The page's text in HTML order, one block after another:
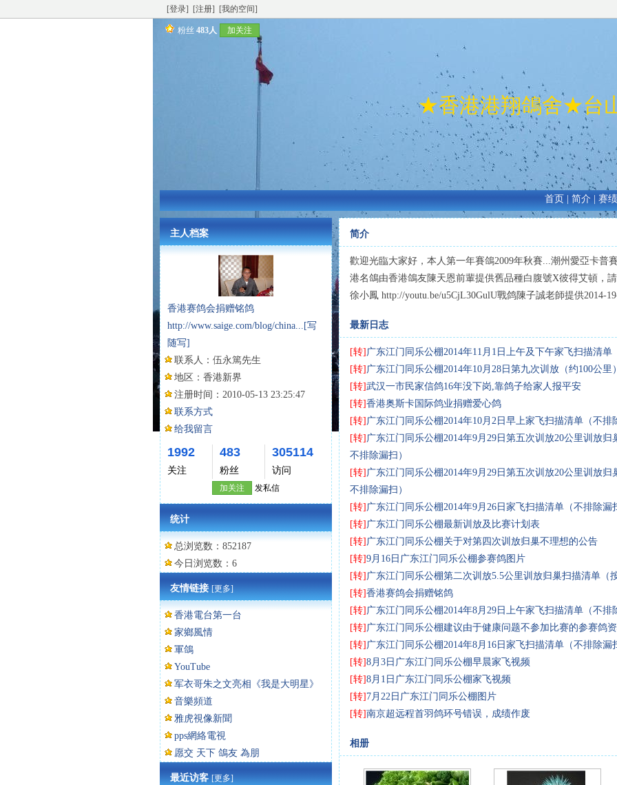
[登录] [注册] [我的空间]
粉丝 483人 加关注
★香港港翔鴿舍★台
首页 简介 赛绩
主人档案
香港赛鸽会捐赠铭鸽
http://www.saige.com/blog/china... [写
随写]
联系人： 伍永篤先生
地区： 香港新界
注册时间： 2010-05-13 23:25:47
联系方式
给我留言
1992
关注
483
粉丝
305114
访问
加关注 发私信
统计
总浏览数：852187
今日浏览数：6
友情链接[更多]
香港電台第一台
家鄉風情
軍鴿
YouTube
军衣哥朱之文亮相《我是大明星》
音樂頻道
雅虎視像新聞
pps網絡電視
愿交 天下 鴿友 為朋
最近访客[更多]
简介
歡迎光臨大家好，本人第一年賽鴿2009年秋賽...潮州愛亞卡普
港名鴿由香港鴿友陳天恩前輩提供舊品種白腹號X彼得艾頓，
徐小鳳 http://youtu.be/u5CjL30GulU戰鸽陳子誠老師提供2014-
最新日志
[转] 广东江门同乐公棚2014年11月1日上午及下午家飞扫描清单
[转] 广东江门同乐公棚2014年10月28日第九次训放（约100公
[转]武汉一市民家信鸽16年没下岗,靠鸽子给家人报平安
[转]香港奥斯卡国际鸽业捐赠爱心鸽
[转] 广东江门同乐公棚2014年10月2日早上家飞扫描清单（不排
[转] 广东江门同乐公棚2014年9月29日第五次训放20公里训放归
不排除漏扫）
[转] 广东江门同乐公棚2014年9月29日第五次训放20公里训放归
不排除漏扫）
[转] 广东江门同乐公棚2014年9月26日家飞扫描清单（不排除漏
[转] 广东江门同乐公棚最新训放及比赛计划表
[转] 广东江门同乐公棚关于对第四次训放归巢不理想的公告
[转]9月16日广东江门同乐公棚参赛鸽图片
[转] 广东江门同乐公棚第二次训放5.5公里训放归巢扫描清单（
[转]香港赛鸽会捐赠铭鸽
[转] 广东江门同乐公棚2014年8月29日上午家飞扫描清单（不排
[转] 广东江门同乐公棚建议由于健康问题不参加比赛的参赛鸽
[转] 广东江门同乐公棚2014年8月16日家飞扫描清单（不排除漏
[转]8月3日广东江门同乐公棚早晨家飞视频
[转]8月1日广东江门同乐公棚家飞视频
[转] 7月22日广东江门同乐公棚图片
[转]南京超远程首羽鸽环号错误，成绩作废
相册